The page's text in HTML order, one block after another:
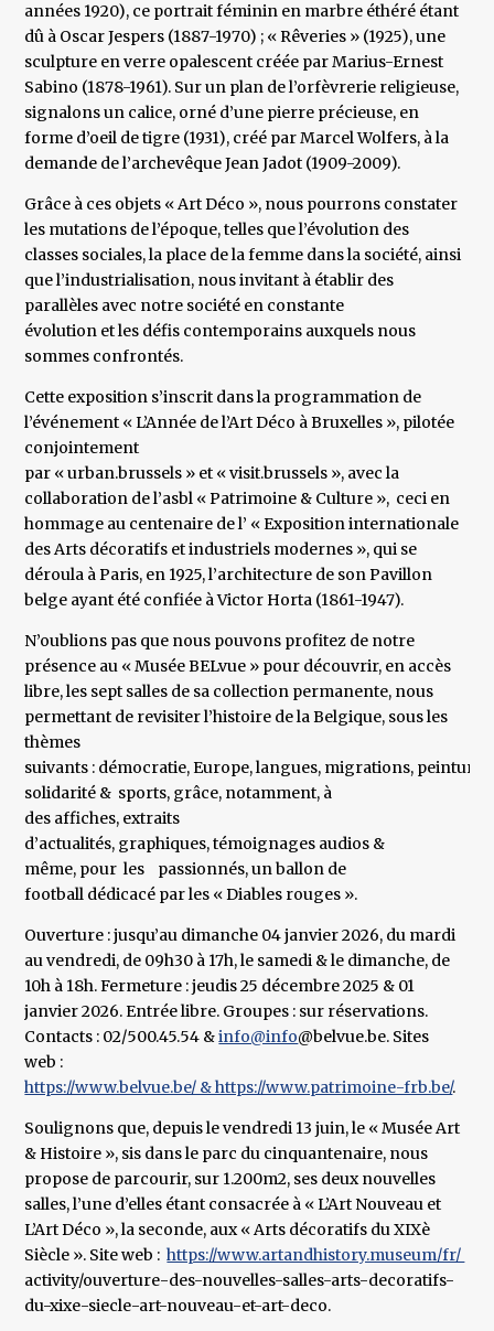
années 1920), ce portrait féminin en marbre éthéré étant
dû à Oscar Jespers (1887-1970) ; « Rêveries » (1925), une
sculpture en verre opalescent créée par Marius-Ernest
Sabino (1878-1961). Sur un plan de l’orfèvrerie religieuse,
signalons un calice, orné d’une pierre précieuse, en
forme d’oeil de tigre (1931), créé par Marcel Wolfers, à la
demande de l’archevêque Jean Jadot (1909-2009).
Grâce à ces objets « Art Déco », nous pourrons constater
les mutations de l’époque, telles que l’évolution des
classes sociales, la place de la femme dans la société, ainsi
que l’industrialisation, nous invitant à établir des
parallèles avec notre société en constante
évolution et les défis contemporains auxquels nous
sommes confrontés.
Cette exposition s’inscrit dans la programmation de
l’événement « L’Année de l’Art Déco à Bruxelles », pilotée
conjointement
par « urban.brussels » et « visit.brussels », avec la
collaboration de l’asbl « Patrimoine & Culture », ceci en
hommage au centenaire de l’ « Exposition internationale
des Arts décoratifs et industriels modernes », qui se
déroula à Paris, en 1925, l’architecture de son Pavillon
belge ayant été confiée à Victor Horta (1861-1947).
N’oublions pas que nous pouvons profitez de notre
présence au « Musée BELvue » pour découvrir, en accès
libre, les sept salles de sa collection permanente, nous
permettant de revisiter l’histoire de la Belgique, sous les
thèmes
suivants : démocratie, Europe, langues, migrations,
solidarité & sports, grâce, notamment, à
des affiches, extraits
d’actualités, graphiques, témoignages audios &
même, pour les passionnés, un ballon de
football dédicacé par les « Diables rouges ».
Ouverture : jusqu’au dimanche 04 janvier 2026, du mardi
au vendredi, de 09h30 à 17h, le samedi & le dimanche, de
10h à 18h. Fermeture : jeudis 25 décembre 2025 & 01
janvier 2026. Entrée libre. Groupes : sur réservations.
Contacts : 02/500.45.54 &info@info@belvue.be. Sites
web :
https://www.belvue.be/ & https://www.patrimoine-frb.be/.
Soulignons que, depuis le vendredi 13 juin, le « Musée Art
& Histoire », sis dans le parc du cinquantenaire, nous
propose de parcourir, sur 1.200m2, ses deux nouvelles
salles, l’une d’elles étant consacrée à « L’Art Nouveau et
L’Art Déco », la seconde, aux « Arts décoratifs du XIXè
Siècle ». Site web :https://www.artandhistory.museum/fr/
activity/ouverture-des-nouvelles-salles-arts-decoratifs-
du-xixe-siecle-art-nouveau-et-art-deco.